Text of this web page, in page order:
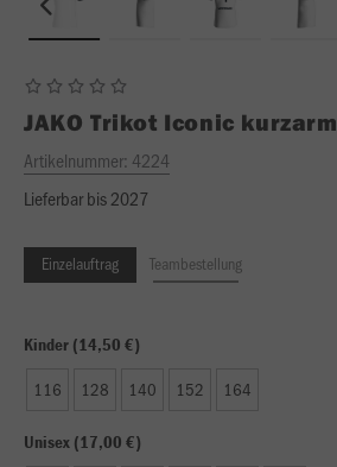
JAKO Trikot Iconic kurzarm
Artikelnummer: 4224
Lieferbar bis 2027
Einzelauftrag Teambestellung
Kinder (14,50 €)
116 128 140 152 164
Unisex (17,00 €)